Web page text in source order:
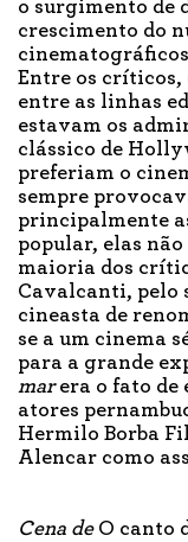
o surgimento de
crescimento do
Entre os críticos,
entre as linhas
estavam os
clássico de
preferiam o
sempre
principalmente
popular, elas
maioria dos
Cavalcanti, pelo
cineasta de
se a um cinema
para a grande
marera o fato de
atores
Hermilo Borba
Alencar como
Cena de O canto